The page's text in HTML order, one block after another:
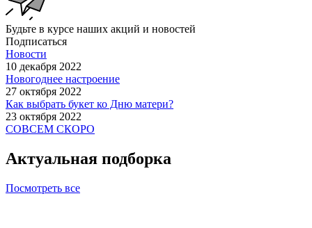
Будьте в курсе наших акций и новостей
Подписаться
Новости
10 декабря 2022
Новогоднее настроение
27 октября 2022
Как выбрать букет ко Дню матери?
23 октября 2022
СОВСЕМ СКОРО
Актуальная подборка
Посмотреть все